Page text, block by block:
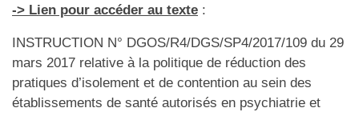
-> Lien pour accéder au texte :
INSTRUCTION N° DGOS/R4/DGS/SP4/2017/109 du 29
mars 2017 relative à la politique de réduction des
pratiques d’isolement et de contention au sein des
établissements de santé autorisés en psychiatrie et